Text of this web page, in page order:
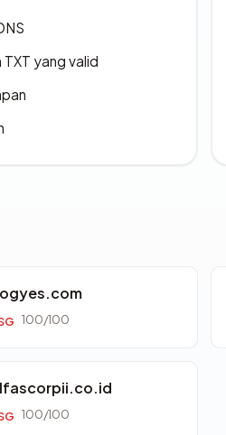
yang valid
100/100
100/100